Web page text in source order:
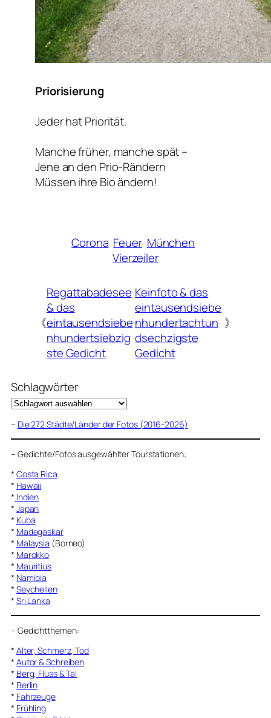
Priorisierung
Jeder hat Priorität.
Manche früher, manche spät –
Jene an den Prio-Rändern
Müssen ihre Bio ändern!
Corona Feuer München
Vierzeiler
《
Regattabadesee
& das
eintausendsiebe
nhundertsiebzig
ste Gedicht
Keinfoto & das
eintausendsiebe
nhundertachtun
dsechzigste
Gedicht
》
Schlagwörter
– Die 272 Städte/Länder der Fotos (2016-2026)
– Gedichte/Fotos ausgewählter Tourstationen:
* Costa Rica
* Hawaii
* Indien
* Japan
* Kuba
* Madagaskar
* Malaysia (Borneo)
* Marokko
* Mauritius
* Namibia
* Seychellen
* Sri Lanka
– Gedichtthemen:
* Alter, Schmerz, Tod
* Autor & Schreiben
* Berg, Fluss & Tal
* Berlin
* Fahrzeuge
* Frühling